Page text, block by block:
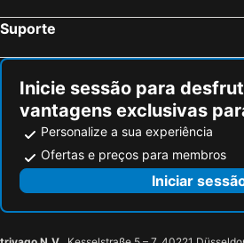
Suporte
Inicie sessão para
vantagens exclusivas
Personalize a sua experiência
Ofertas e preços para membros
Iniciar